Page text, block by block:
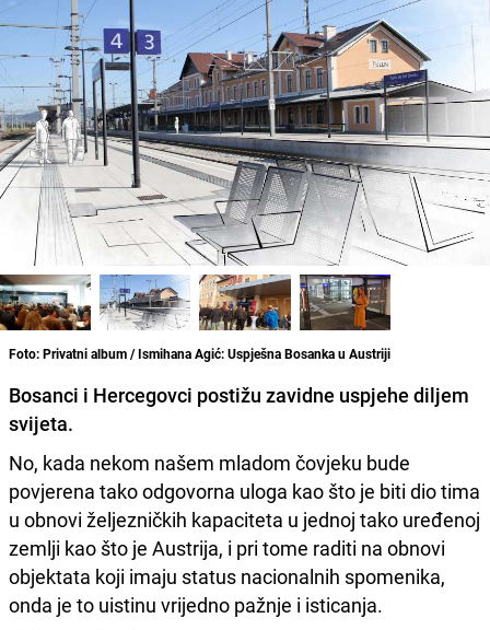
Foto: Privatni album / Ismihana Agić: Uspješna Bosanka u Austriji
Bosanci i Hercegovci postižu zavidne uspjehe diljem
svijeta.
No, kada nekom našem mladom čovjeku bude
povjerena tako odgovorna uloga kao što je biti dio tima
u obnovi željezničkih kapaciteta u jednoj tako uređenoj
zemlji kao što je Austrija, i pri tome raditi na obnovi
objektata koji imaju status nacionalnih spomenika,
onda je to uistinu vrijedno pažnje i isticanja.